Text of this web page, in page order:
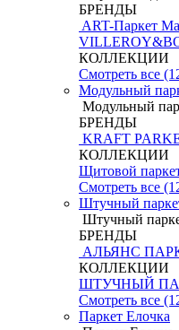
БРЕНДЫ
ART-Паркет
КОЛЛЕКЦИИ
Смотреть все
Модульный
Модульный
БРЕНДЫ
KRAFT
КОЛЛЕКЦИИ
Щитовой
Смотреть все
Штучный
Штучный
БРЕНДЫ
АЛЬЯНС
КОЛЛЕКЦИИ
ШТУЧНЫЙ
Смотреть все
Паркет Елочка